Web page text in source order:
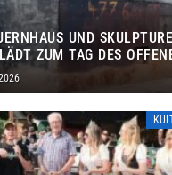
UND
ZUM TAG DES